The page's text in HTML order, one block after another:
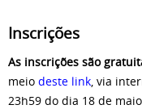
Inscrições
As inscrições são
meio deste link, via
23h59 do dia 18 de